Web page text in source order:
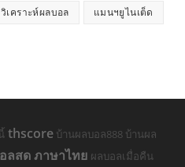
วิเคราะห์ผลบอล แมนฯยูไนเต็ด
thscoreบ้านผลบอล888 บ้านผล
ลสด ภาษาไทย ผลบอลเมื่อคืน